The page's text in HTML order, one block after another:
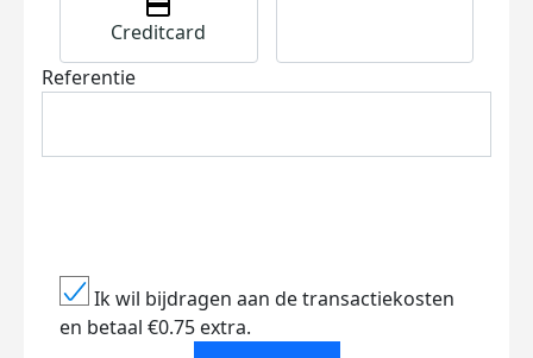
Creditcard
Referentie
Ik wil bijdragen aan de transactiekosten
en betaal €0.75 extra.